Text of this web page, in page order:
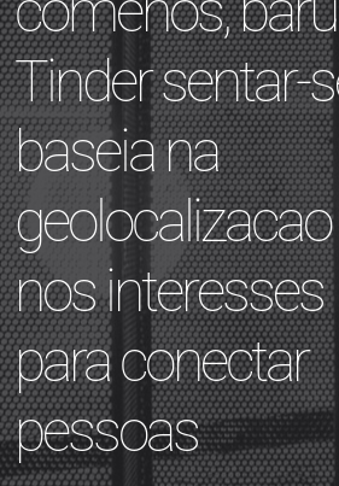
Tinder sentar-
baseia na
nos interesses
para conectar
pessoas